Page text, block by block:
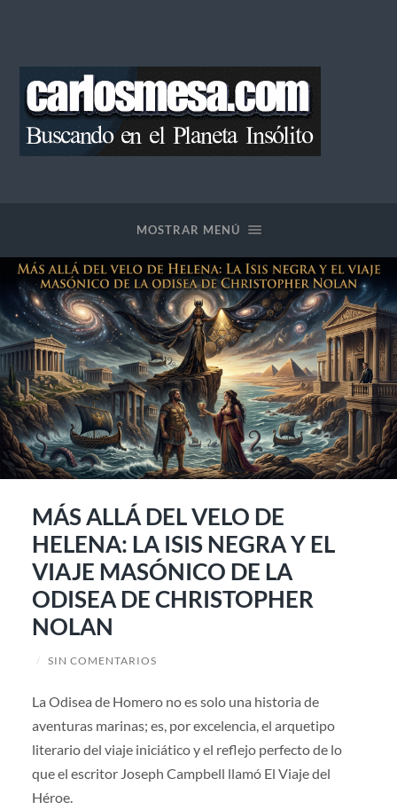
MOSTRAR MENÚ
MÁS ALLÁ DEL VELO DE
HELENA: LA ISIS NEGRA Y EL
VIAJE MASÓNICO DE LA
ODISEA DE CHRISTOPHER
NOLAN
/ SIN COMENTARIOS
La Odisea de Homero no es solo una historia de
aventuras marinas; es, por excelencia, el arquetipo
literario del viaje iniciático y el reflejo perfecto de lo
que el escritor Joseph Campbell llamó El Viaje del
Héroe.